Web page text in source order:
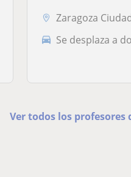
Zaragoza
Se desplaza a
Ver todos los profesores